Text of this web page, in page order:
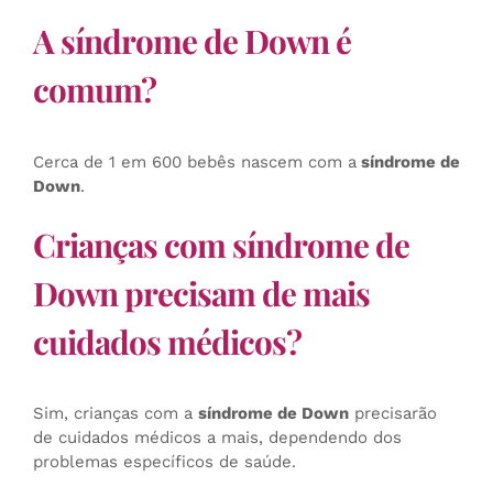
A síndrome de Down é
comum?
Cerca de 1 em 600 bebês nascem com a síndrome de
Down.
Crianças com síndrome de
Down precisam de mais
cuidados médicos?
Sim, crianças com a síndrome de Down precisarão
de cuidados médicos a mais, dependendo dos
problemas específicos de saúde.